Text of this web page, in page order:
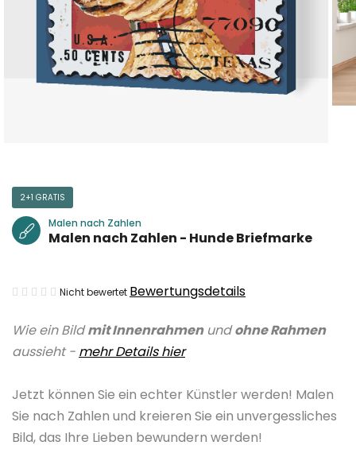
Wie ein Bildmit Innenrahmenundohne Rahmen
aussieht - mehr Details hier
Jetzt können Sie ein echter Künstler werden! Malen
Sie nach Zahlen und kreieren Sie ein unvergessliches
Bild, das Ihre Lieben bewundern werden!
2+1 GRATIS
Malen nach Zahlen
Malen nach Zahlen - Hunde Briefmarke
Die
Produktbewertung
ist
von
5
Sternen.
Nicht bewertet Bewertungsdetails